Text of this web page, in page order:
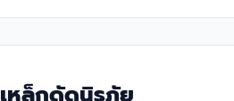
เหล็กดัดนิรภัย